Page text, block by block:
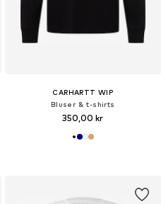
CARHARTT WIP
Bluser & t-shirts
350,00 kr